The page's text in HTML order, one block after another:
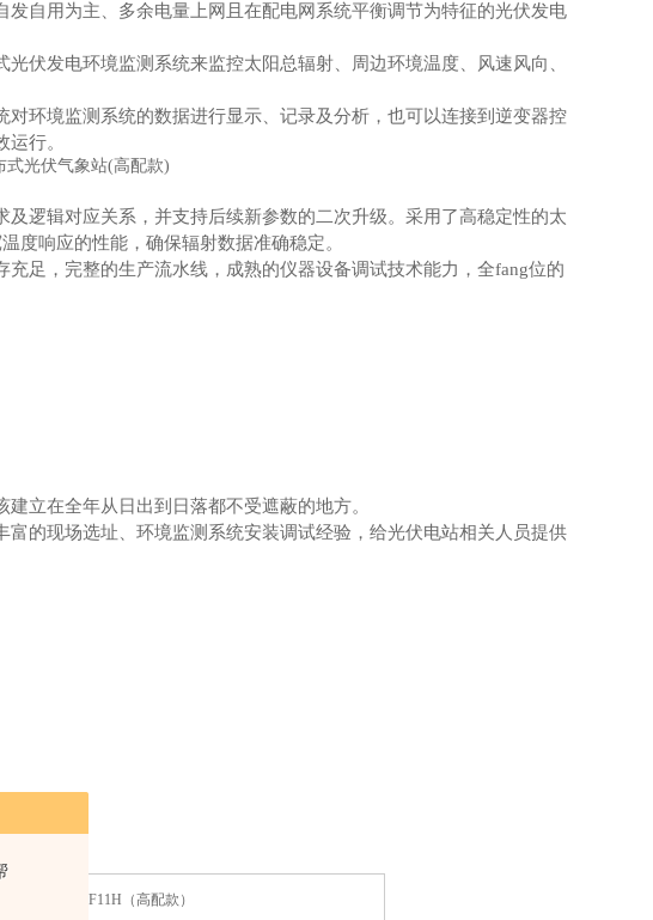
自用为主、多余电量上网且在配电网系统平衡调节为特征的光伏发电
伏发电环境监测系统来监控太阳总辐射、周边环境温度、风速风向、
环境监测系统的数据进行显示、记录及分析，也可以连接到逆变器控
行。
逻辑对应关系，并支持后续新参数的二次升级。采用了高稳定性的太
度响应的性能，确保辐射数据准确稳定。
足，完整的生产流水线，成熟的仪器设备调试技术能力，全fang位的
立在全年从日出到日落都不受遮蔽的地方。
的现场选址、环境监测系统安装调试经验，给光伏电站相关人员提供
FGF11H（高配款）